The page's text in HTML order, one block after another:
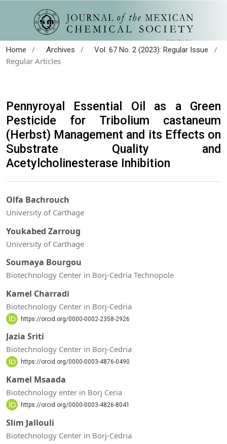
Home / Archives / Vol. 67 No. 2 (2023): Regular Issue
/
Regular Articles
Pennyroyal Essential Oil as a Green
Pesticide for Tribolium castaneum
(Herbst) Management and its Effects on
Substrate Quality and
Acetylcholinesterase Inhibition
Olfa Bachrouch
University of Carthage
Youkabed Zarroug
University of Carthage
Soumaya Bourgou
Biotechnology Center in Borj-Cedria Technopole
Kamel Charradi
Biotechnology Center in Borj-Cedria
https://orcid.org/0000-0002-2358-2926
Jazia Sriti
Biotechnology Center in Borj-Cedria
https://orcid.org/0000-0003-4876-0490
Kamel Msaada
Biotechnology enter in Borj Ceria
https://orcid.org/0000-0003-4826-8041
Slim Jallouli
Biotechnology Center in Borj-Cedria